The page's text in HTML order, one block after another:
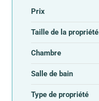
Prix
Taille de la propriété
Chambre
Salle de bain
Type de propriété